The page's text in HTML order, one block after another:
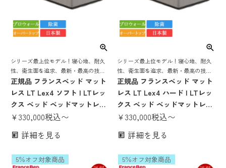
シリーズ最上位モデル！寝心地、耐久
性、衛生面を追求、最新・最高の技
術、素材を駆使して作り上げた フラン
スベッドの「顔」となるマットレス
正規品 フランスベッド マット
レス LT Lex4 ソフト | LTレッ
クス ベッド ベッドマットレス
高級マットレス オーバートッ
スエージー モアリー 羊毛 ウー
ングル セミダブル ダブル ワイ
¥330,000税込〜
詳細を見る
シリーズ最上位モデル！寝心地、耐久
性、衛生面を追求、最新・最高の技
術、素材を駆使して作り上げた フラン
スベッドの「顔」となるマットレス
正規品 フランスベッド マット
レス LT Lex4 ハード | LTレッ
クス ベッド ベッドマットレス
高級マットレス オーバートッ
スエージー モアリー 羊毛 ウー
ングル セミダブル ダブル ワイ
¥330,000税込〜
詳細を見る
5％オフ対象商品 5％オフ対象商品